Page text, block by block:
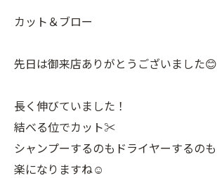
カット＆ブロー
先日は御来店ありがとうございました😊
長く伸びていました！
結べる位でカット✂︎
シャンプーするのもドライヤーするのも
楽になりますね☺️